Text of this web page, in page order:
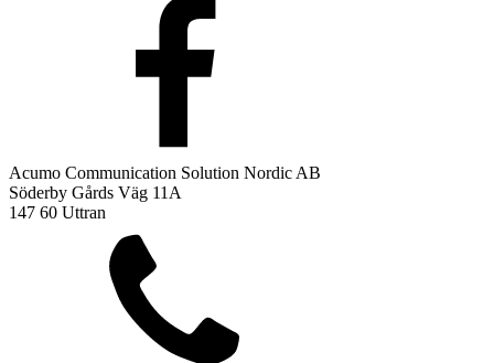
Acumo Communication Solution Nordic AB
Söderby Gårds Väg 11A
147 60 Uttran